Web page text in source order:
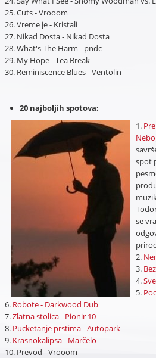
25. Cuts - Vrooom
26. Vreme je - Kristali
27. Nikad Dosta - Nikad Dosta
28. What's The Harm - pndc
29. My Hope - Tea Break
30. Reminiscence Blues - Ventolin
20 najboljih spotova:
1.
spot
se
2.
3.
4.
5.
6. Robote - Darkwood Dub
7.Zlatna stolica - Pionir 10
8. Pucketanje prstima - Autopark
9. Krasnokalipsa - Marčelo
10. Prevod - Vrooom